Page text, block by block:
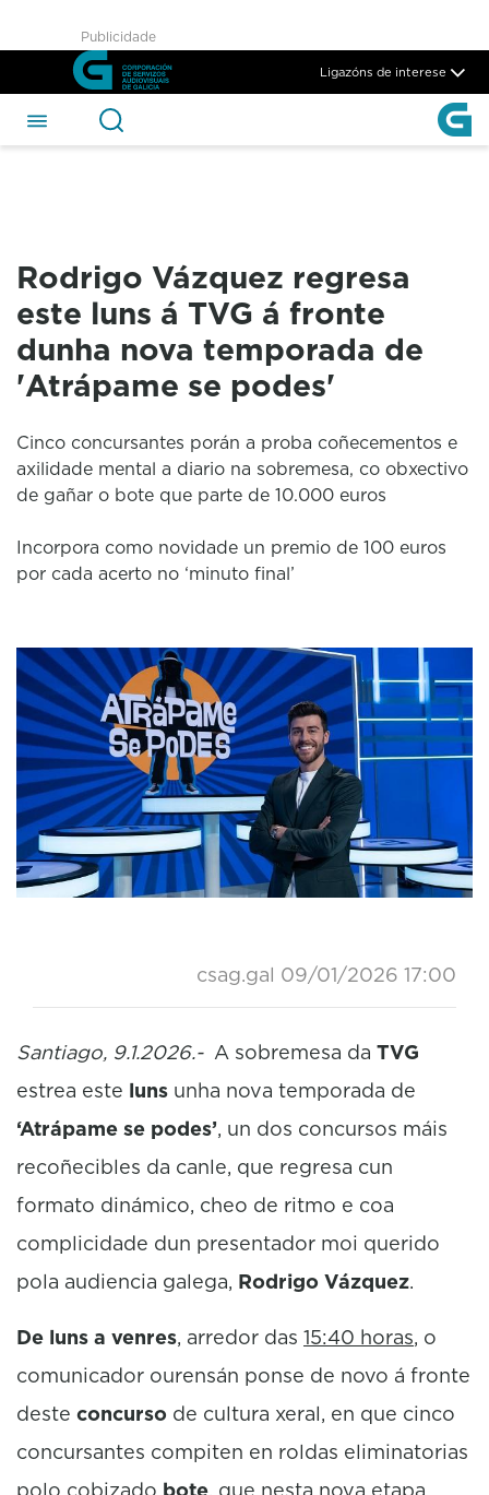
Skip to Main Content
Rodrigo Vázquez regresa
Publicidade
Ligazóns de interese
Rodrigo Vázquez regresa
este luns á TVG á fronte
dunha nova temporada de
'Atrápame se podes'
Cinco concursantes porán a proba coñecementos e
axilidade mental a diario na sobremesa, co obxectivo
de gañar o bote que parte de 10.000 euros
Incorpora como novidade un premio de 100 euros
por cada acerto no ‘minuto final’
csag.gal 09/01/2026 17:00
Santiago, 9.1.2026.- A sobremesa da TVG
estrea este luns unha nova temporada de
‘Atrápame se podes’, un dos concursos máis
recoñecibles da canle, que regresa cun
formato dinámico, cheo de ritmo e coa
complicidade dun presentador moi querido
pola audiencia galega, Rodrigo Vázquez.
De luns a venres, arredor das 15:40 horas, o
comunicador ourensán ponse de novo á fronte
deste concurso de cultura xeral, en que cinco
concursantes compiten en roldas eliminatorias